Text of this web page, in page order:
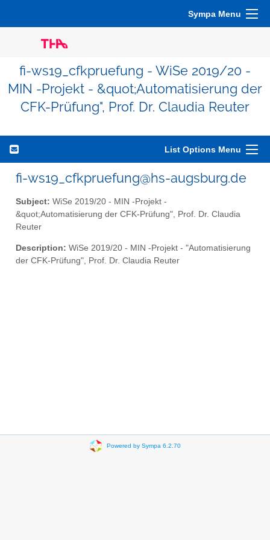
Sympa Menu
fi-ws19_cfkpruefung - WiSe 2019/20 -
MIN -Projekt - &quot;Automatisierung der
CFK-Prüfung", Prof. Dr. Claudia Reuter
List Options Menu
fi-ws19_cfkpruefung@hs-augsburg.de
Subject: WiSe 2019/20 - MIN -Projekt -
&quot;Automatisierung der CFK-Prüfung", Prof. Dr. Claudia
Reuter
Description: WiSe 2019/20 - MIN -Projekt - "Automatisierung
der CFK-Prüfung", Prof. Dr. Claudia Reuter
Powered by Sympa 6.2.70